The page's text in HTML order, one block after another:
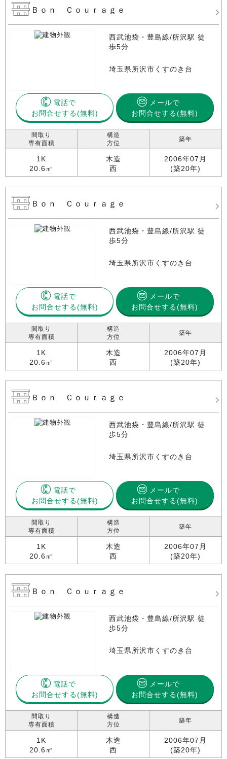
Ｂｏｎ Ｃｏｕｒａｇｅ
西武池袋・豊島線/所沢駅 徒
歩5分
埼玉県所沢市くすのき台
電話で
お問合せする
メールで
お問合せする(無料)
間取り
専有面積
1K
20.6㎡
構造
方位
木造
西
築年
2006年07月
(築20年)
Ｂｏｎ Ｃｏｕｒａｇｅ
西武池袋・豊島線/所沢駅 徒
歩5分
埼玉県所沢市くすのき台
電話で
お問合せする
メールで
お問合せする(無料)
間取り
専有面積
1K
20.6㎡
構造
方位
木造
西
築年
2006年07月
(築20年)
Ｂｏｎ Ｃｏｕｒａｇｅ
西武池袋・豊島線/所沢駅 徒
歩5分
埼玉県所沢市くすのき台
電話で
お問合せする
メールで
お問合せする(無料)
間取り
専有面積
1K
20.6㎡
構造
方位
木造
西
築年
2006年07月
(築20年)
Ｂｏｎ Ｃｏｕｒａｇｅ
西武池袋・豊島線/所沢駅 徒
歩5分
埼玉県所沢市くすのき台
電話で
お問合せする
メールで
お問合せする(無料)
間取り
専有面積
1K
20.6㎡
構造
方位
木造
西
築年
2006年07月
(築20年)